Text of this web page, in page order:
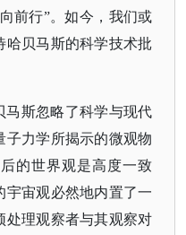
前行”。如今，我们或
哈贝马斯的科学技术批
马斯忽略了科学与现代
子力学所揭示的微观物
的世界观是高度一致
宇宙观必然地内置了一
处理观察者与其观察对